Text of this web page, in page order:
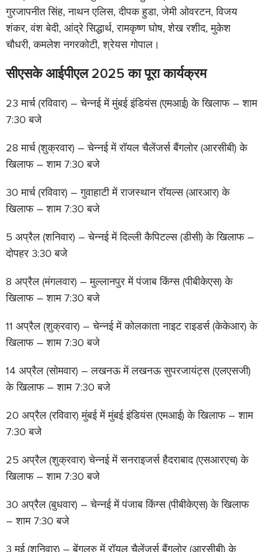
गुरजापनीत सिंह, नाथन एलिस, दीपक हुडा, जेमी ओवरटन, विजय
शंकर, वंश बेदी, आंद्रे सिद्धार्थ, रामकृष्ण घोष, शेख रशीद, मुकेश
चौधरी, कमलेश नगरकोटी, श्रेयस गोपाल।
सीएसके आईपीएल 2025 का पूरा कार्यक्रम
23 मार्च (रविवार) – चेन्नई में मुंबई इंडियंस (एमआई) के खिलाफ – शाम
7:30 बजे
28 मार्च (शुक्रवार) – चेन्नई में रॉयल चैलेंजर्स बैंगलोर (आरसीबी) के
खिलाफ – शाम 7:30 बजे
30 मार्च (रविवार) – गुवाहाटी में राजस्थान रॉयल्स (आरआर) के
खिलाफ – शाम 7:30 बजे
5 अप्रैल (शनिवार) – चेन्नई में दिल्ली कैपिटल्स (डीसी) के खिलाफ –
दोपहर 3:30 बजे
8 अप्रैल (मंगलवार) – मुल्लानपुर में पंजाब किंग्स (पीबीकेएस) के
खिलाफ – शाम 7:30 बजे
11 अप्रैल (शुक्रवार) – चेन्नई में कोलकाता नाइट राइडर्स (केकेआर) के
खिलाफ – शाम 7:30 बजे
14 अप्रैल (सोमवार) – लखनऊ में लखनऊ सुपरजायंट्स (एलएसजी)
के खिलाफ – शाम 7:30 बजे
20 अप्रैल (रविवार) मुंबई में मुंबई इंडियंस (एमआई) के खिलाफ – शाम
7:30 बजे
25 अप्रैल (शुक्रवार) चेन्नई में सनराइजर्स हैदराबाद (एसआरएच) के
खिलाफ – शाम 7:30 बजे
30 अप्रैल (बुधवार) – चेन्नई में पंजाब किंग्स (पीबीकेएस) के खिलाफ
– शाम 7:30 बजे
3 मई (शनिवार) – बेंगलुरु में रॉयल चैलेंजर्स बैंगलोर (आरसीबी) के